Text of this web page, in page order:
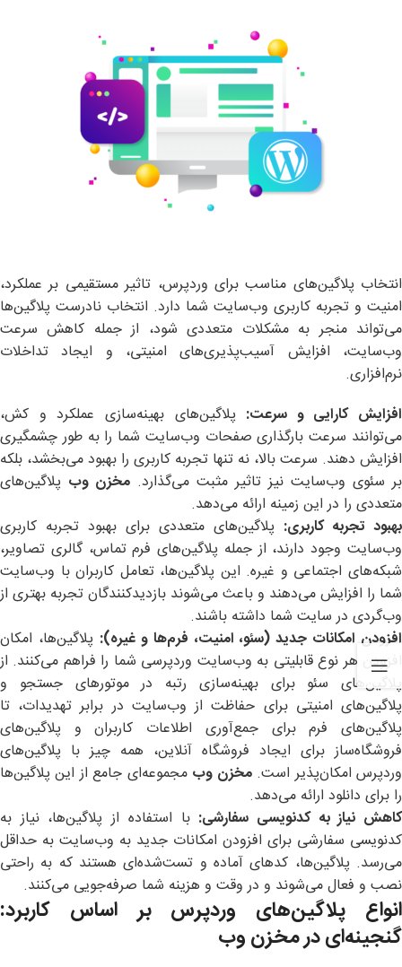
انتخاب پلاگین‌های مناسب برای وردپرس، تاثیر مستقیمی بر عملکرد،
امنیت و تجربه کاربری وب‌سایت شما دارد. انتخاب نادرست پلاگین‌ها
می‌تواند منجر به مشکلات متعددی شود، از جمله کاهش سرعت
وب‌سایت، افزایش آسیب‌پذیری‌های امنیتی، و ایجاد تداخلات
نرم‌افزاری.
افزایش کارایی و سرعت: پلاگین‌های بهینه‌سازی عملکرد و کش،
می‌توانند سرعت بارگذاری صفحات وب‌سایت شما را به طور چشمگیری
افزایش دهند. سرعت بالا، نه تنها تجربه کاربری را بهبود می‌بخشد، بلکه
بر سئوی وب‌سایت نیز تاثیر مثبت می‌گذارد. مخزن وب پلاگین‌های
متعددی را در این زمینه ارائه می‌دهد.
بهبود تجربه کاربری: پلاگین‌های متعددی برای بهبود تجربه کاربری
وب‌سایت وجود دارند، از جمله پلاگین‌های فرم تماس، گالری تصاویر،
شبکه‌های اجتماعی و غیره. این پلاگین‌ها، تعامل کاربران با وب‌سایت
شما را افزایش می‌دهند و باعث می‌شوند بازدیدکنندگان تجربه بهتری از
وب‌گردی در سایت شما داشته باشند.
افزودن امکانات جدید (سئو، امنیت، فرم‌ها و غیره): پلاگین‌ها، امکان
افزودن هر نوع قابلیتی به وب‌سایت وردپرسی شما را فراهم می‌کنند. از
پلاگین‌های سئو برای بهینه‌سازی رتبه در موتورهای جستجو و
پلاگین‌های امنیتی برای حفاظت از وب‌سایت در برابر تهدیدات، تا
پلاگین‌های فرم برای جمع‌آوری اطلاعات کاربران و پلاگین‌های
فروشگاه‌ساز برای ایجاد فروشگاه آنلاین، همه چیز با پلاگین‌های
وردپرس امکان‌پذیر است.مخزن وب مجموعه‌ای جامع از این پلاگین‌ها
را برای دانلود ارائه می‌دهد.
کاهش نیاز به کدنویسی سفارشی: با استفاده از پلاگین‌ها، نیاز به
کدنویسی سفارشی برای افزودن امکانات جدید به وب‌سایت به حداقل
می‌رسد. پلاگین‌ها، کدهای آماده و تست‌شده‌ای هستند که به راحتی
نصب و فعال می‌شوند و در وقت و هزینه شما صرفه‌جویی می‌کنند.
انواع پلاگین‌های وردپرس بر اساس کاربرد:
گنجینه‌ای در مخزن وب